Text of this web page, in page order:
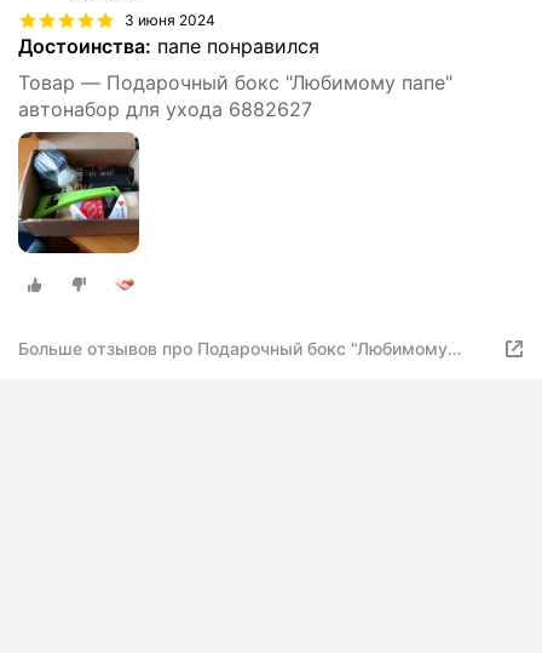
3 июня 2024
Достоинства: папе понравился
Товар — Подарочный бокс "Любимому папе"
автонабор для ухода 6882627
Больше отзывов про Подарочный бокс "Любимому